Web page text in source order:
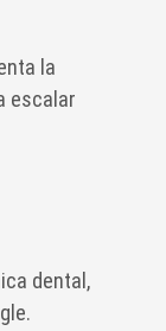
la
escalar
dental,